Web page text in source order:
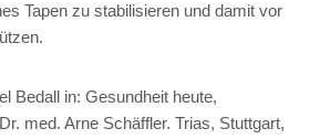
Tapen zu stabilisieren und damit vor
Bedall in: Gesundheit heute,
med. Arne Schäffler. Trias, Stuttgart,